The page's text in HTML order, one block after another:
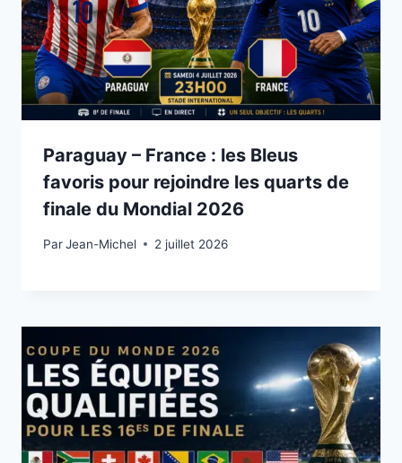
Paraguay – France : les Bleus
favoris pour rejoindre les quarts de
finale du Mondial 2026
ParJean-Michel
2 juillet 2026 2 juillet 2026